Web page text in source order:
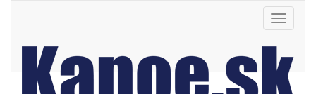
Toggle